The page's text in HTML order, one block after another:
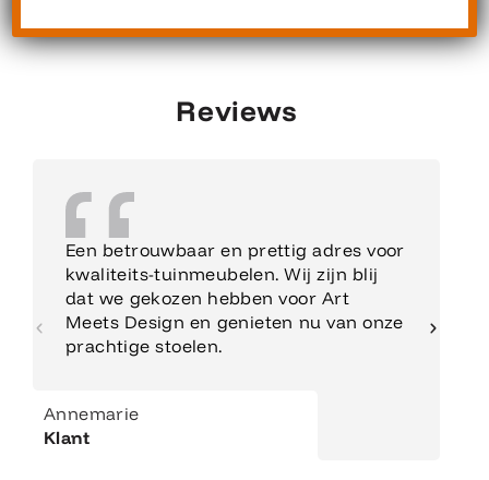
Reviews
Een betrouwbaar en prettig adres voor
kwaliteits-tuinmeubelen. Wij zijn blij
dat we gekozen hebben voor Art
Meets Design en genieten nu van onze
prachtige stoelen.
Annemarie
Klant